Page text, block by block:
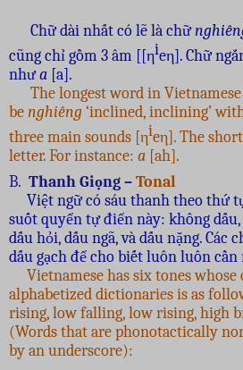
Chữ dài nhất có lẽ là chữ
cũng chỉ gồm 3 âm [[ηieη]. Chữ
nhưa [a].
The longest word in
benghiêng‘inclined, inclining’
three main sounds [ηieη]. The
letter. For instance: a [ah].
B. Thanh Giọng –Tonal
Việt ngữ có sáu thanh theo thứ
suốt quyển tự điển này: không dấu,
dấu hỏi, dấu ngã, và dấu nặng. Các
dấu gạch để cho biết luôn luôn cần
Vietnamese has six tones
alphabetized dictionaries is as
rising, low falling, low rising, high
(Words that are phonotactically
by an underscore):